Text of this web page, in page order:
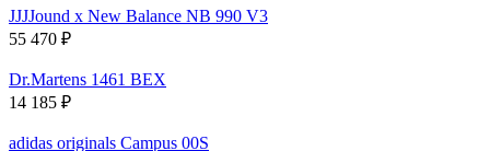
JJJJound x New Balance NB 990 V3
55 470 ₽
Dr.Martens 1461 BEX
14 185 ₽
adidas originals Campus 00S